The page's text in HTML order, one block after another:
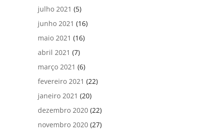
julho 2021 (5)
junho 2021 (16)
maio 2021 (16)
abril 2021 (7)
março 2021 (6)
fevereiro 2021 (22)
janeiro 2021 (20)
dezembro 2020 (22)
novembro 2020 (27)